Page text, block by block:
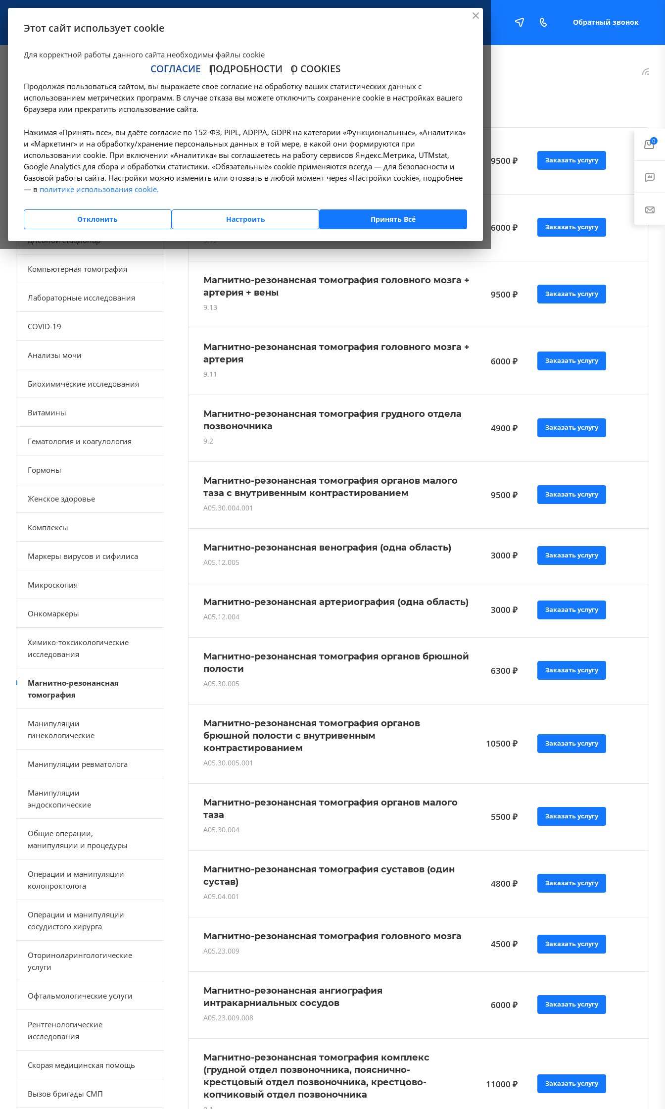
Обратный звонок
Магнитно-резонансная томография
Цены в Усолье-Сибирском — Магнитно-резонансная томография
Магнитно-резонансная томография головного мозга с
контрастированием
9500 ₽ Заказать услугу
Магнитно-резонансная томография головного мозга +
9.12
6000 ₽ Заказать услугу
Магнитно-резонансная томография головного мозга +
артерия + вены
9.13
9500 ₽ Заказать услугу
Магнитно-резонансная томография головного мозга +
артерия
9.11
6000 ₽ Заказать услугу
Магнитно-резонансная томография грудного отдела
позвоночника
9.2
4900 ₽ Заказать услугу
Магнитно-резонансная томография органов малого
таза с внутривенным контрастированием
A05.30.004.001
9500 ₽ Заказать услугу
Магнитно-резонансная венография (одна область)
A05.12.005
3000 ₽ Заказать услугу
Магнитно-резонансная артериография (одна область)
A05.12.004
3000 ₽ Заказать услугу
Магнитно-резонансная томография органов брюшной
полости
A05.30.005
6300 ₽ Заказать услугу
Магнитно-резонансная томография органов
брюшной полости с внутривенным
контрастированием
A05.30.005.001
10500 ₽ Заказать услугу
Магнитно-резонансная томография органов малого
таза
A05.30.004
5500 ₽ Заказать услугу
Магнитно-резонансная томография суставов (один
сустав)
A05.04.001
4800 ₽ Заказать услугу
Магнитно-резонансная томография головного мозга
A05.23.009
4500 ₽ Заказать услугу
Магнитно-резонансная ангиография
интракарниальных сосудов
A05.23.009.008
6000 ₽ Заказать услугу
Магнитно-резонансная томография комплекс
(грудной отдел позвоночника, пояснично-
крестцовый отдел позвоночника, крестцово-
копчиковый отдел позвоночника
11000 ₽ Заказать услугу
Амбулаторно-
поликлинические услуги
Гемодиализ
Денситометрия
Дневной стационар
Компьютерная томография
Лабораторные исследования
COVID-19
Анализы мочи
Биохимические исследования
Витамины
Гематология и коагулология
Гормоны
Женское здоровье
Комплексы
Маркеры вирусов и сифилиса
Микроскопия
Онкомаркеры
Химико-токсикологические
исследования
Магнитно-резонансная
томография
Манипуляции
гинекологические
Манипуляции ревматолога
Манипуляции
эндоскопические
Общие операции,
манипуляции и процедуры
Операции и манипуляции
колопроктолога
Операции и манипуляции
сосудистого хирурга
Оториноларингологические
услуги
Офтальмологические услуги
Рентгенологические
исследования
Скорая медицинская помощь
Вызов бригады СМП
0
Этот сайт использует cookie
Для корректной работы данного сайта необходимы файлы cookie
СОГЛАСИЕ ПОДРОБНОСТИ О COOKIES
Продолжая пользоваться сайтом, вы выражаете свое согласие на обработку ваших статистических данных с
использованием метрических программ. В случае отказа вы можете отключить сохранение cookie в настройках вашего
браузера или прекратить использование сайта.
Нажимая «Принять все», вы даёте согласие по 152-ФЗ, PIPL, ADPPA, GDPR на категории «Функциональные», «Аналитика»
и «Маркетинг» и на обработку/хранение персональных данных в той мере, в какой они формируются при
использовании cookie. При включении «Аналитика» вы соглашаетесь на работу сервисов Яндекс.Метрика, UTMstat,
Google Analytics для сбора и обработки статистики. «Обязательные» cookie применяются всегда — для безопасности и
базовой работы сайта. Настройки можно изменить или отозвать в любой момент через «Настройки cookie», подробнее
— в политике использования cookie.
Отклонить Настроить Принять Всё